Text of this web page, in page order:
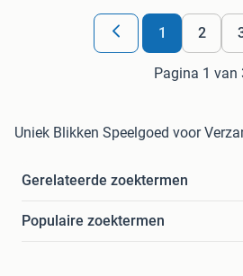
1 2
Pagina 1 van
Uniek Blikken Speelgoed voor
Gerelateerde zoektermen
Populaire zoektermen